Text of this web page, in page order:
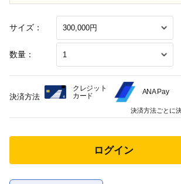
サイズ：
数量：
ログイン
決済方法
クレジット
カード
ANA Pay
決済方法ごとに